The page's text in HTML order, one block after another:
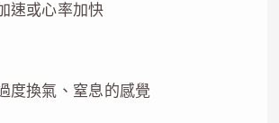
速或心率加快
度換氣、窒息的感覺